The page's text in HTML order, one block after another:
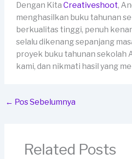
Dengan Kita Creativeshoot,
menghasilkan buku tahunan
berkualitas tinggi, penuh
selalu dikenang sepanjang
proyek buku tahunan sekolah
kami, dan nikmati hasil yang
← Pos Sebelumnya
Related Posts